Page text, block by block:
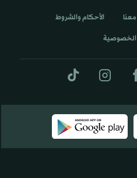
الأحكام والشروط